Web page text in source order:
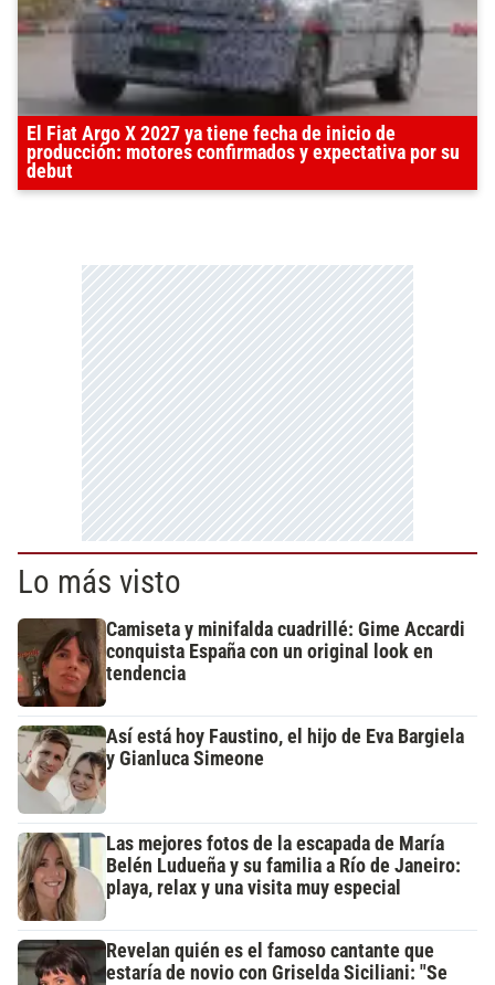
El Fiat Argo X 2027 ya tiene fecha de inicio de
producción: motores confirmados y expectativa por su
debut
Lo más visto
Camiseta y minifalda cuadrillé: Gime Accardi
conquista España con un original look en
tendencia
Así está hoy Faustino, el hijo de Eva Bargiela
y Gianluca Simeone
Las mejores fotos de la escapada de María
Belén Ludueña y su familia a Río de Janeiro:
playa, relax y una visita muy especial
Revelan quién es el famoso cantante que
estaría de novio con Griselda Siciliani: "Se